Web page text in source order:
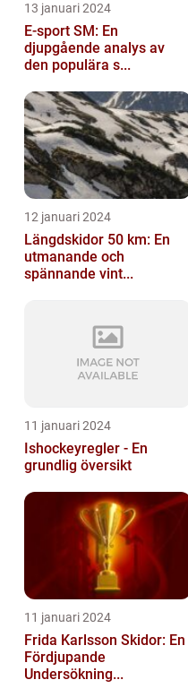
13 januari 2024
E-sport SM: En
djupgående analys av
den populära s...
12 januari 2024
Längdskidor 50 km: En
utmanande och
spännande vint...
11 januari 2024
Ishockeyregler - En
grundlig översikt
11 januari 2024
Frida Karlsson Skidor: En
Fördjupande
Undersökning...